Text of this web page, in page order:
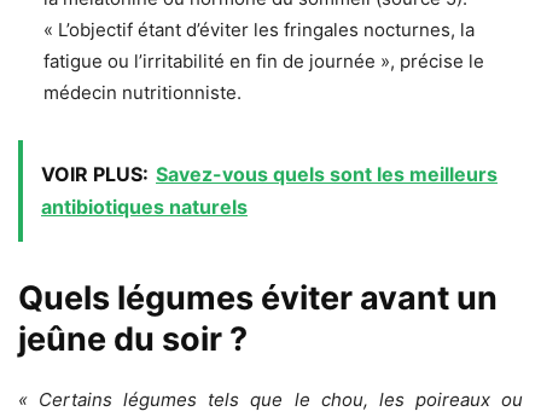
« L’objectif étant d’éviter les fringales nocturnes, la
fatigue ou l’irritabilité en fin de journée », précise le
médecin nutritionniste.
VOIR PLUS: Savez-vous quels sont les meilleurs
antibiotiques naturels
Quels légumes éviter avant un
jeûne du soir ?
« Certains légumes tels que le chou, les poireaux ou